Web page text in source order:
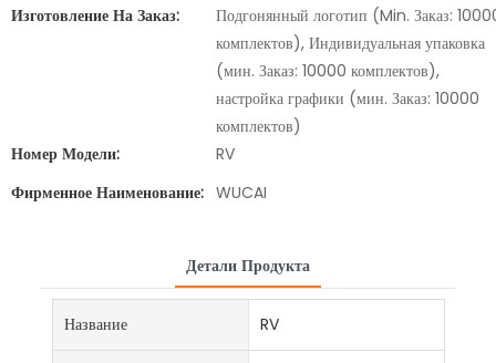
Изготовление На Заказ:
Подгонянный логотип (Min. Заказ:
комплектов), Индивидуальная упаковка
(мин. Заказ: 10000 комплектов),
настройка графики (мин. Заказ: 10000
комплектов)
Номер Модели:
RV
Фирменное Наименование: WUCAI
Детали Продукта
Название RV